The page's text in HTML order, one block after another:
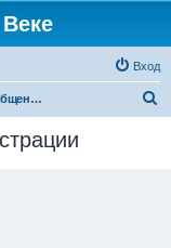
Вход
Отправить сообщение администрации